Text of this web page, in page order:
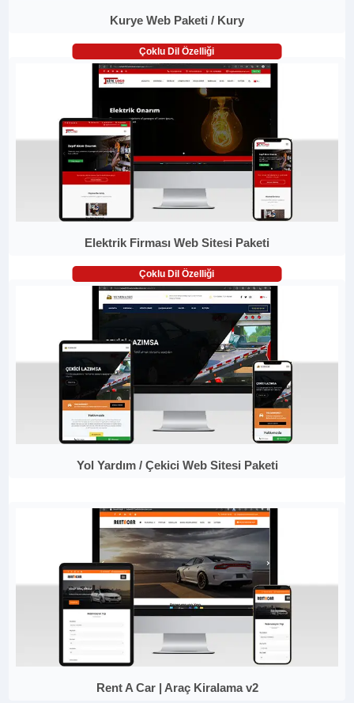
Kurye Web Paketi / Kury
Çoklu Dil Özelliği
Elektrik Firması Web Sitesi Paketi
Çoklu Dil Özelliği
Yol Yardım / Çekici Web Sitesi Paketi
Rent A Car | Araç Kiralama v2